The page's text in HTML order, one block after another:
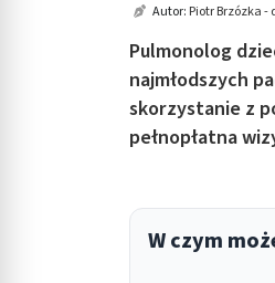
Autor: Piotr Brzózka
Pulmonolog
najmłodszych
skorzystanie z
pełnopłatna
W czym